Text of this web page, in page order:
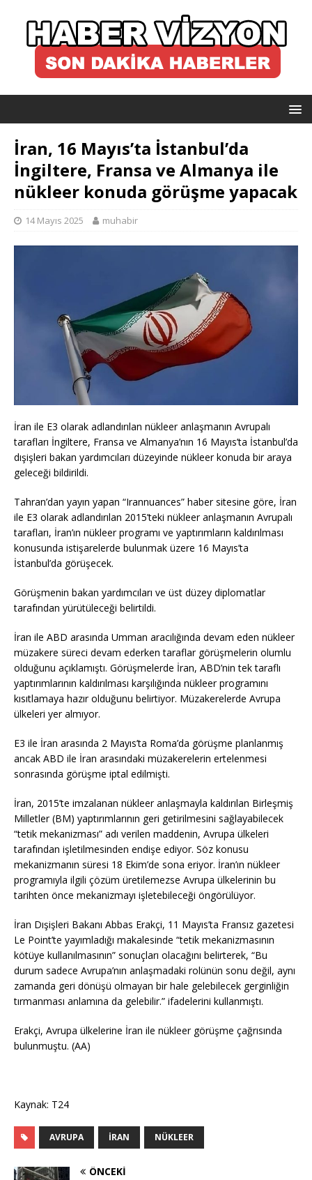
İran, 16 Mayıs’ta İstanbul’da
İngiltere, Fransa ve Almanya ile
nükleer konuda görüşme yapacak
14 Mayıs 2025 muhabir
İran ile E3 olarak adlandırılan nükleer anlaşmanın Avrupalı
tarafları İngiltere, Fransa ve Almanya’nın 16 Mayıs’ta İstanbul’da
dışişleri bakan yardımcıları düzeyinde nükleer konuda bir araya
geleceği bildirildi.
Tahran’dan yayın yapan “Irannuances” haber sitesine göre, İran
ile E3 olarak adlandırılan 2015’teki nükleer anlaşmanın Avrupalı
tarafları, İran’ın nükleer programı ve yaptırımların kaldırılması
konusunda istişarelerde bulunmak üzere 16 Mayıs’ta
İstanbul’da görüşecek.
Görüşmenin bakan yardımcıları ve üst düzey diplomatlar
tarafından yürütüleceği belirtildi.
İran ile ABD arasında Umman aracılığında devam eden nükleer
müzakere süreci devam ederken taraflar görüşmelerin olumlu
olduğunu açıklamıştı. Görüşmelerde İran, ABD’nin tek taraflı
yaptırımlarının kaldırılması karşılığında nükleer programını
kısıtlamaya hazır olduğunu belirtiyor. Müzakerelerde Avrupa
ülkeleri yer almıyor.
E3 ile İran arasında 2 Mayıs’ta Roma’da görüşme planlanmış
ancak ABD ile İran arasındaki müzakerelerin ertelenmesi
sonrasında görüşme iptal edilmişti.
İran, 2015’te imzalanan nükleer anlaşmayla kaldırılan Birleşmiş
Milletler (BM) yaptırımlarının geri getirilmesini sağlayabilecek
“tetik mekanizması” adı verilen maddenin, Avrupa ülkeleri
tarafından işletilmesinden endişe ediyor. Söz konusu
mekanizmanın süresi 18 Ekim’de sona eriyor. İran’ın nükleer
programıyla ilgili çözüm üretilemezse Avrupa ülkelerinin bu
tarihten önce mekanizmayı işletebileceği öngörülüyor.
İran Dışişleri Bakanı Abbas Erakçi, 11 Mayıs’ta Fransız gazetesi
Le Point’te yayımladığı makalesinde “tetik mekanizmasının
kötüye kullanılmasının” sonuçları olacağını belirterek, “Bu
durum sadece Avrupa’nın anlaşmadaki rolünün sonu değil, aynı
zamanda geri dönüşü olmayan bir hale gelebilecek gerginliğin
tırmanması anlamına da gelebilir.” ifadelerini kullanmıştı.
Erakçi, Avrupa ülkelerine İran ile nükleer görüşme çağrısında
bulunmuştu. (AA)
Kaynak: T24
AVRUPA İRAN NÜKLEER
ÖNCEKI